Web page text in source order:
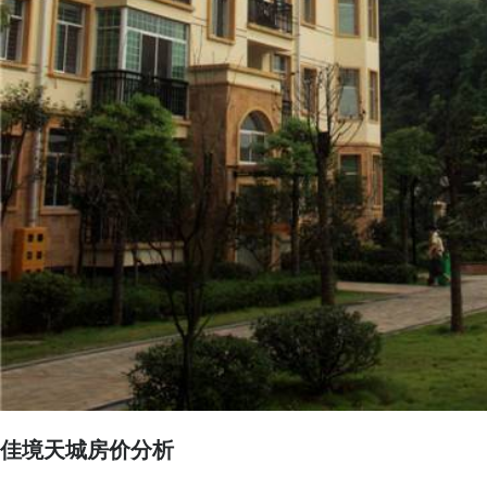
佳境天城房价分析